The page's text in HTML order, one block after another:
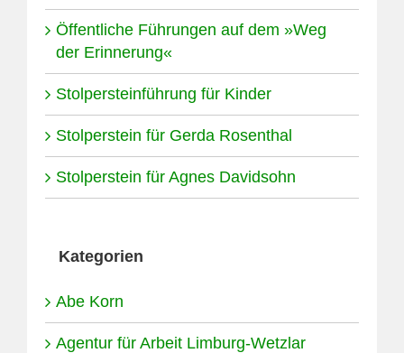
Öffentliche Führungen auf dem »Weg
der Erinnerung«
Stolpersteinführung für Kinder
Stolperstein für Gerda Rosenthal
Stolperstein für Agnes Davidsohn
Kategorien
Abe Korn
Agentur für Arbeit Limburg-Wetzlar